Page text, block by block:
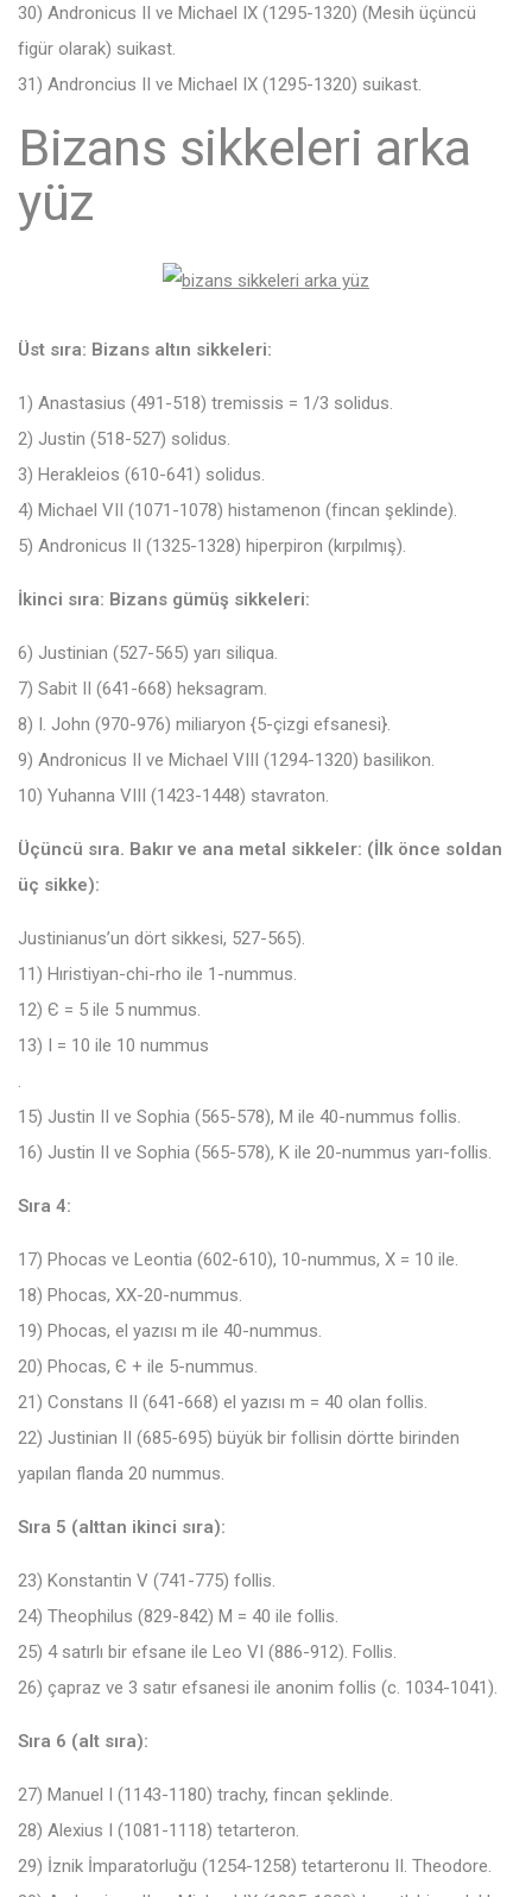
30) Andronicus II ve Michael IX (1295-1320) (Mesih üçüncü
figür olarak) suikast.
31) Androncius II ve Michael IX (1295-1320) suikast.
Bizans sikkeleri arka
yüz
Üst sıra: Bizans altın sikkeleri:
1) Anastasius (491-518) tremissis = 1/3 solidus.
2) Justin (518-527) solidus.
3) Herakleios (610-641) solidus.
4) Michael VII (1071-1078) histamenon (fincan şeklinde).
5) Andronicus II (1325-1328) hiperpiron (kırpılmış).
İkinci sıra: Bizans gümüş sikkeleri:
6) Justinian (527-565) yarı siliqua.
7) Sabit II (641-668) heksagram.
8) I. John (970-976) miliaryon {5-çizgi efsanesi}.
9) Andronicus II ve Michael VIII (1294-1320) basilikon.
10) Yuhanna VIII (1423-1448) stavraton.
Üçüncü sıra. Bakır ve ana metal sikkeler: (İlk önce soldan
üç sikke):
Justinianus’un dört sikkesi, 527-565).
11) Hıristiyan-chi-rho ile 1-nummus.
12) Є = 5 ile 5 nummus.
13) I = 10 ile 10 nummus
15) Justin II ve Sophia (565-578), M ile 40-nummus follis.
16) Justin II ve Sophia (565-578), K ile 20-nummus yarı-follis.
Sıra 4:
17) Phocas ve Leontia (602-610), 10-nummus, X = 10 ile.
18) Phocas, XX-20-nummus.
19) Phocas, el yazısı m ile 40-nummus.
20) Phocas, Є + ile 5-nummus.
21) Constans II (641-668) el yazısı m = 40 olan follis.
22) Justinian II (685-695) büyük bir follisin dörtte birinden
yapılan flanda 20 nummus.
Sıra 5 (alttan ikinci sıra):
23) Konstantin V (741-775) follis.
24) Theophilus (829-842) M = 40 ile follis.
25) 4 satırlı bir efsane ile Leo VI (886-912). Follis.
26) çapraz ve 3 satır efsanesi ile anonim follis (c. 1034-1041).
Sıra 6 (alt sıra):
27) Manuel I (1143-1180) trachy, fincan şeklinde.
28) Alexius I (1081-1118) tetarteron.
29) İznik İmparatorluğu (1254-1258) tetarteronu II. Theodore.